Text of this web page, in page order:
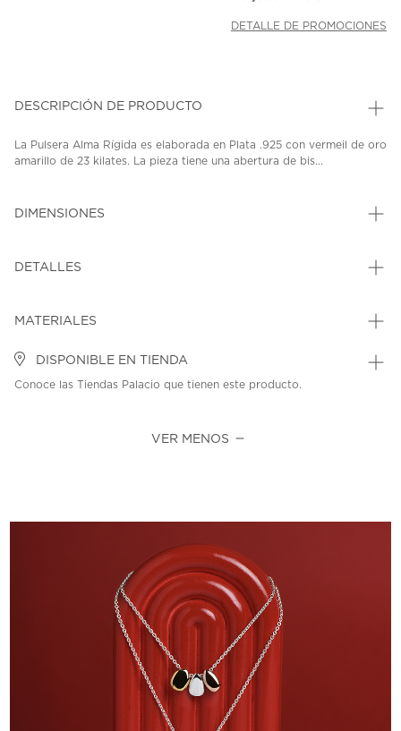
DETALLE DE PROMOCIONES
DESCRIPCIÓN DE PRODUCTO
La Pulsera Alma Rígida es elaborada en Plata .925 con vermeil de oro
amarillo de 23 kilates. La pieza tiene una abertura de bis...
DIMENSIONES
DETALLES
MATERIALES
DISPONIBLE EN TIENDA
Conoce las Tiendas Palacio que tienen este producto.
VER MENOS